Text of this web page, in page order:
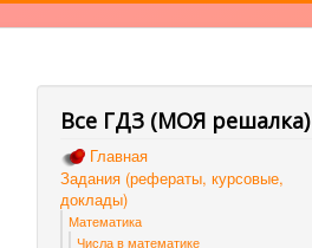
Все ГДЗ (МОЯ решалка)
Главная
Задания (рефераты, курсовые,
доклады)
Математика
Числа в математике